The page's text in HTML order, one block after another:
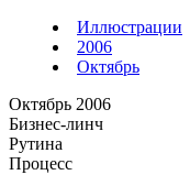
Иллюстрации
2006
Октябрь
Октябрь 2006
Бизнес-линч
Рутина
Процесс